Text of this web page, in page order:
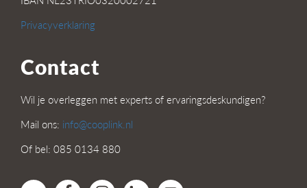
Privacyverklaring
Contact
Wil je overleggen met experts of ervaringsdeskundigen?
Mail ons: info@cooplink.nl
Of bel: 085 0134 880